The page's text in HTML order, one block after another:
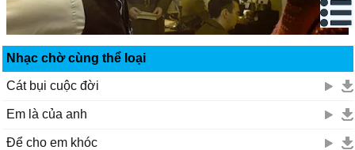
Nhạc chờ cùng thể loại
Cát bụi cuộc đời
Em là của anh
Để cho em khóc